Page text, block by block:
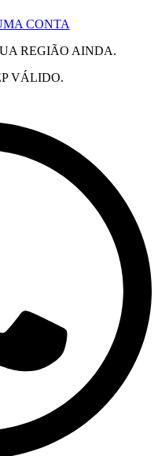
CONTA
REGIÃO AINDA.
VÁLIDO.